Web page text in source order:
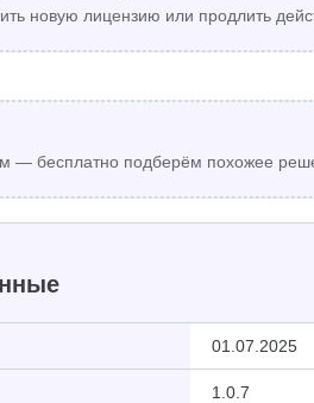
новую лицензию или продлить
— бесплатно подберём похожее
01.07.2025
1.0.7